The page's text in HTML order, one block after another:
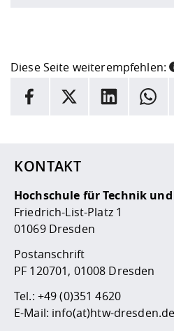
Diese Seite weiterempfehlen:
INFORMATION
Hier stehen weitere
Facebook
X LinkedIn
KONTAKT
Hochschule für Technik
Friedrich-List-Platz 1
01069 Dresden
Postanschrift
PF 120701, 01008 Dresden
Tel.: +49 (0)351 4620
E-Mail: info(at)htw-dresden.de